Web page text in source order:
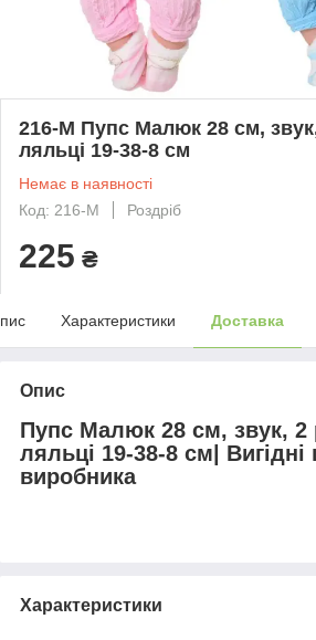
216-M Пупс Малюк 28 см,
ляльці 19-38-8 см
Немає в наявності
Код: 216-M
Роздріб
225 ₴
Характеристики Доставка
Опис
Пупс Малюк 28 см, звук, 2
ляльці 19-38-8 см| Вигідні
виробника
Характеристики